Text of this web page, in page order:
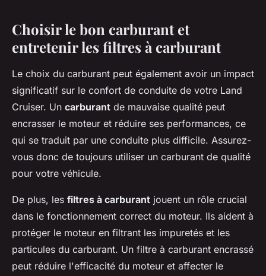
Choisir le bon carburant et
entretenir les filtres à carburant
Le choix du carburant peut également avoir un impact
significatif sur le confort de conduite de votre Land
Cruiser. Un carburant de mauvaise qualité peut
encrasser le moteur et réduire ses performances, ce
qui se traduit par une conduite plus difficile. Assurez-
vous donc de toujours utiliser un carburant de qualité
pour votre véhicule.
De plus, les filtres à carburant jouent un rôle crucial
dans le fonctionnement correct du moteur. Ils aident à
protéger le moteur en filtrant les impuretés et les
particules du carburant. Un filtre à carburant encrassé
peut réduire l'efficacité du moteur et affecter le